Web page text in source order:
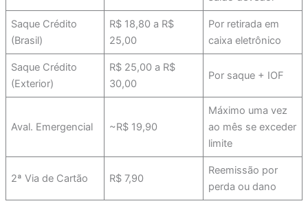
Saque Crédito
(Brasil)
R$ 18,80 a R$
25,00
Por retirada em
caixa eletrônico
Saque Crédito
(Exterior)
R$ 25,00 a R$
30,00
Por saque + IOF
Aval. Emergencial ~R$ 19,90
Máximo uma vez
ao mês se exceder
limite
2ª Via de Cartão R$ 7,90
Reemissão por
perda ou dano